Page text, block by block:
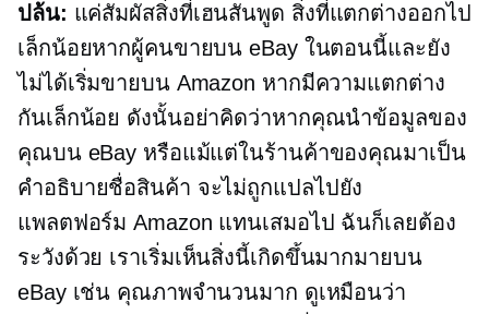
ปล้น: แค่สัมผัสสิ่งที่เฮนสันพูด สิ่งที่แตกต่างออกไป
เล็กน้อยหากผู้คนขายบน eBay ในตอนนี้และยัง
ไม่ได้เริ่มขายบน Amazon หากมีความแตกต่าง
กันเล็กน้อย ดังนั้นอย่าคิดว่าหากคุณนำข้อมูลของ
คุณบน eBay หรือแม้แต่ในร้านค้าของคุณมาเป็น
คำอธิบายชื่อสินค้า จะไม่ถูกแปลไปยัง
แพลตฟอร์ม Amazon แทนเสมอไป ฉันก็เลยต้อง
ระวังด้วย เราเริ่มเห็นสิ่งนี้เกิดขึ้นมากมายบน
eBay เช่น คุณภาพจำนวนมาก ดูเหมือนว่า